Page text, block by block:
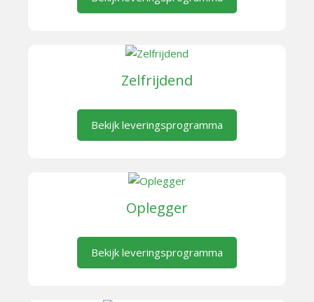
Zelfrijdend
Bekijk leveringsprogramma
Oplegger
Bekijk leveringsprogramma